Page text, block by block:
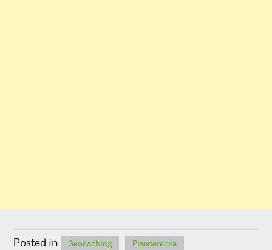
Posted in Geocaching Plauderecke